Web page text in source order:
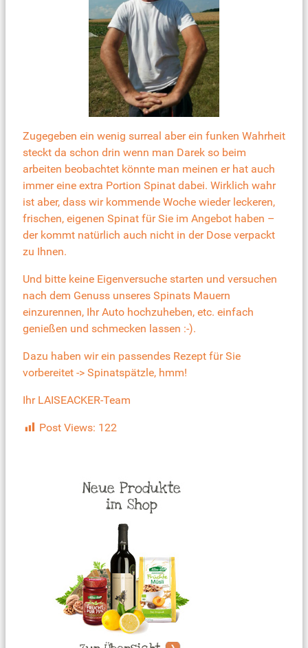
Zugegeben ein wenig surreal aber ein funken Wahrheit
steckt da schon drin wenn man Darek so beim
arbeiten beobachtet könnte man meinen er hat auch
immer eine extra Portion Spinat dabei. Wirklich wahr
ist aber, dass wir kommende Woche wieder leckeren,
frischen, eigenen Spinat für Sie im Angebot haben –
der kommt natürlich auch nicht in der Dose verpackt
zu Ihnen.
Und bitte keine Eigenversuche starten und versuchen
nach dem Genuss unseres Spinats Mauern
einzurennen, Ihr Auto hochzuheben, etc. einfach
genießen und schmecken lassen :-).
Dazu haben wir ein passendes Rezept für Sie
vorbereitet -> Spinatspätzle, hmm!
Ihr LAISEACKER-Team
Post Views: 122